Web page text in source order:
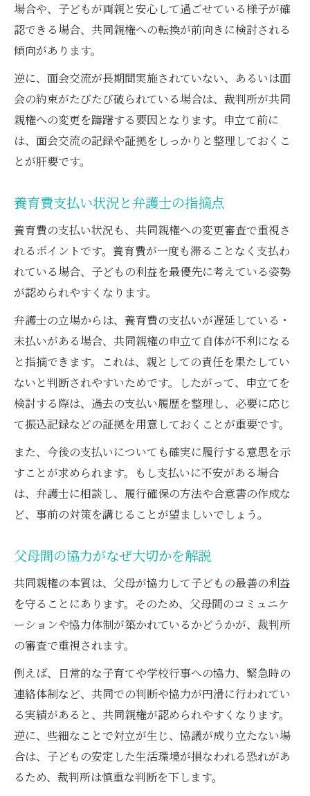
場合や、子どもが両親と安心して過ごせている様子が確
認できる場合、共同親権への転換が前向きに検討される
傾向があります。
逆に、面会交流が長期間実施されていない、あるいは面
会の約束がたびたび破られている場合は、裁判所が共同
親権への変更を躊躇する要因となります。申立て前に
は、面会交流の記録や証拠をしっかりと整理しておくこ
とが肝要です。
養育費支払い状況と弁護士の指摘点
養育費の支払い状況も、共同親権への変更審査で重視さ
れるポイントです。養育費が一度も滞ることなく支払わ
れている場合、子どもの利益を最優先に考えている姿勢
が認められやすくなります。
弁護士の立場からは、養育費の支払いが遅延している・
未払いがある場合、共同親権の申立て自体が不利になる
と指摘できます。これは、親としての責任を果たしてい
ないと判断されやすいためです。したがって、申立てを
検討する際は、過去の支払い履歴を整理し、必要に応じ
て振込記録などの証拠を用意しておくことが重要です。
また、今後の支払いについても確実に履行する意思を示
すことが求められます。もし支払いに不安がある場合
は、弁護士に相談し、履行確保の方法や合意書の作成な
ど、事前の対策を講じることが望ましいでしょう。
父母間の協力がなぜ大切かを解説
共同親権の本質は、父母が協力して子どもの最善の利益
を守ることにあります。そのため、父母間のコミュニケ
ーションや協力体制が築かれているかどうかが、裁判所
の審査で重視されます。
例えば、日常的な子育てや学校行事への協力、緊急時の
連絡体制など、共同での判断や協力が円滑に行われてい
る実績があると、共同親権が認められやすくなります。
逆に、些細なことで対立が生じ、協議が成り立たない場
合は、子どもの安定した生活環境が損なわれる恐れがあ
るため、裁判所は慎重な判断を下します。